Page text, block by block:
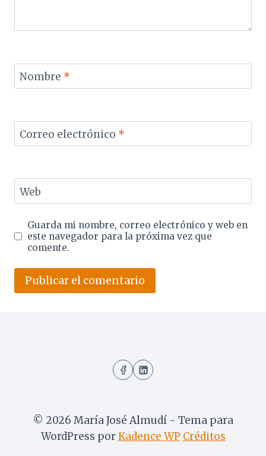
Nombre *
Correo electrónico *
Web
Guarda mi nombre, correo electrónico y web en
este navegador para la próxima vez que
comente.
© 2026 María José Almudí - Tema para
WordPress porKadence WP Créditos